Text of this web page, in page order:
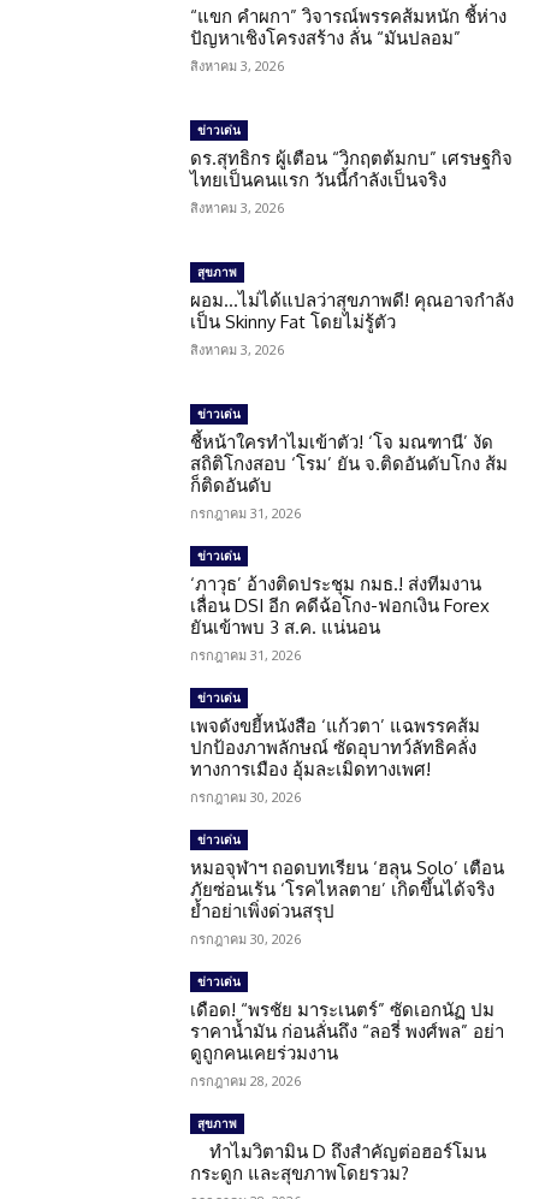
“แขก คำผกา” วิจารณ์พรรคส้มหนัก ชี้ห่าง
ปัญหาเชิงโครงสร้าง ลั่น “มันปลอม”
สิงหาคม 3, 2026
ข่าวเด่น
ดร.สุทธิกร ผู้เตือน “วิกฤตต้มกบ” เศรษฐกิจ
ไทยเป็นคนแรก วันนี้กำลังเป็นจริง
สิงหาคม 3, 2026
สุขภาพ
ผอม…ไม่ได้แปลว่าสุขภาพดี! คุณอาจกำลัง
เป็น Skinny Fat โดยไม่รู้ตัว
สิงหาคม 3, 2026
ข่าวเด่น
ชี้หน้าใครทำไมเข้าตัว! ‘โจ มณฑานี’ งัด
สถิติโกงสอบ ‘โรม’ ยัน จ.ติดอันดับโกง ส้ม
ก็ติดอันดับ
กรกฎาคม 31, 2026
ข่าวเด่น
‘ภาวุธ’ อ้างติดประชุม กมธ.! ส่งทีมงาน
เลื่อน DSI อีก คดีฉ้อโกง-ฟอกเงิน Forex
ยันเข้าพบ 3 ส.ค. แน่นอน
กรกฎาคม 31, 2026
ข่าวเด่น
เพจดังขยี้หนังสือ ‘แก้วตา’ แฉพรรคส้ม
ปกป้องภาพลักษณ์ ซัดอุบาทว์ลัทธิคลั่ง
ทางการเมือง อุ้มละเมิดทางเพศ!
กรกฎาคม 30, 2026
ข่าวเด่น
หมอจุฬาฯ ถอดบทเรียน ‘ฮลุน Solo’ เตือน
ภัยซ่อนเร้น ‘โรคไหลตาย’ เกิดขึ้นได้จริง
ย้ำอย่าเพิ่งด่วนสรุป
กรกฎาคม 30, 2026
ข่าวเด่น
เดือด! “พรชัย มาระเนตร์” ซัดเอกนัฏ ปม
ราคาน้ำมัน ก่อนลั่นถึง “ลอรี่ พงศ์พล” อย่า
ดูถูกคนเคยร่วมงาน
กรกฎาคม 28, 2026
สุขภาพ
ทำไมวิตามิน D ถึงสำคัญต่อฮอร์โมน
กระดูก และสุขภาพโดยรวม?